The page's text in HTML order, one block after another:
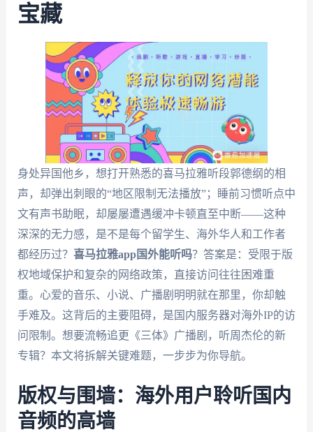
宝藏
身处异国他乡，想打开熟悉的喜马拉雅听段郭德纲的相
声，却弹出刺眼的“地区限制无法播放”；睡前习惯听点中
文有声书助眠，却屡屡遭遇缓冲卡顿直至中断——这种
深深的无力感，是不是每个留学生、海外华人和工作者
都经历过？ 喜马拉雅app国外能听吗？答案是：受限于版
权地域保护和复杂的网络政策，直接访问往往困难重
重。心爱的音乐、小说、广播剧明明就在那里，你却触
手难及。这背后的主要阻碍，是国内服务器对海外IP的访
问限制。想要流畅追更《三体》广播剧，听周杰伦的新
专辑？本文将拆解关键难题，一步步为你导航。
版权与围墙：海外用户聆听国内
音频的高墙